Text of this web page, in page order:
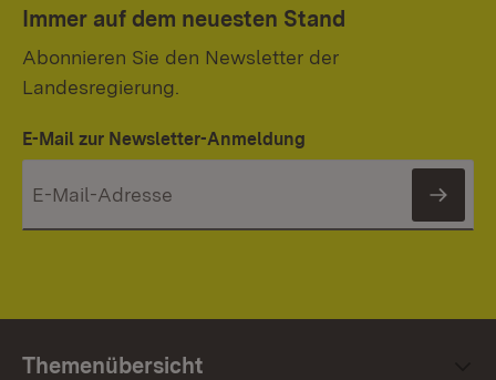
Immer auf dem neuesten Stand
Abonnieren Sie den Newsletter der
Landesregierung.
E-Mail zur Newsletter-Anmeldung
Themenübersicht